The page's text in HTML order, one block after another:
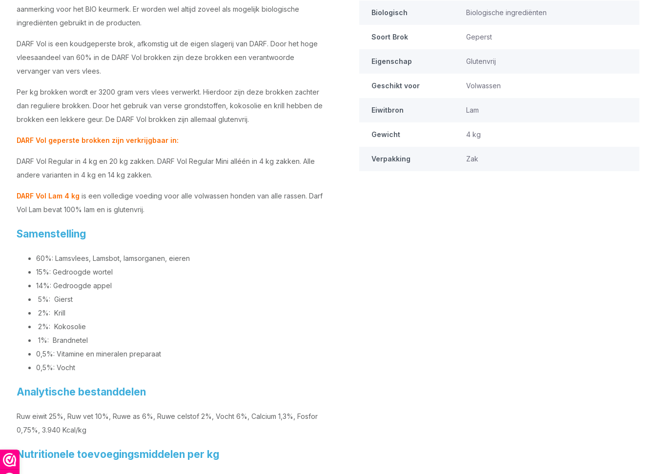
aanmerking voor het BIO keurmerk. Er worden wel altijd zoveel als mogelijk biologische
ingrediënten gebruikt in de producten.
DARF Vol is een koudgeperste brok, afkomstig uit de eigen slagerij van DARF. Door het hoge
vleesaandeel van 60% in de DARF Vol brokken zijn deze brokken een verantwoorde
vervanger van vers vlees.
Per kg brokken wordt er 3200 gram vers vlees verwerkt. Hierdoor zijn deze brokken zachter
dan reguliere brokken. Door het gebruik van verse grondstoffen, kokosolie en krill hebben de
brokken een lekkere geur. De DARF Vol brokken zijn allemaal glutenvrij.
DARF Vol geperste brokken zijn verkrijgbaar in:
DARF Vol Regular in 4 kg en 20 kg zakken. DARF Vol Regular Mini alléén in 4 kg zakken. Alle
andere varianten in 4 kg en 14 kg zakken.
DARF Vol Lam 4 kg is een volledige voeding voor alle volwassen honden van alle rassen. Darf
Vol Lam bevat 100% lam en is glutenvrij.
Samenstelling
60%: Lamsvlees, Lamsbot, lamsorganen, eieren
15%: Gedroogde wortel
14%: Gedroogde appel
5%: Gierst
2%: Krill
2%: Kokosolie
1%: Brandnetel
0,5%: Vitamine en mineralen preparaat
0,5%: Vocht
Analytische bestanddelen
Ruw eiwit 25%, Ruw vet 10%, Ruwe as 6%, Ruwe celstof 2%, Vocht 6%, Calcium 1,3%, Fosfor
0,75%, 3.940 Kcal/kg
Nutritionele toevoegingsmiddelen per kg
Biologisch Biologische ingrediënten
Soort Brok Geperst
Eigenschap Glutenvrij
Geschikt voor Volwassen
Eiwitbron Lam
Gewicht 4 kg
Verpakking Zak